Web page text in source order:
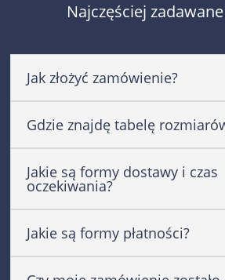
Najczęściej
Jak złożyć zamówienie?
Gdzie znajdę tabelę
Jakie są formy dostawy i czas
oczekiwania?
Jakie są formy płatności?